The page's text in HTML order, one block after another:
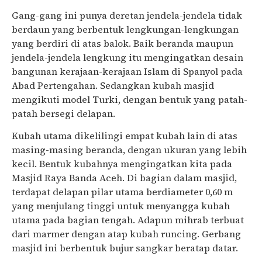
Gang-gang ini punya deretan jendela-jendela tidak
berdaun yang berbentuk lengkungan-lengkungan
yang berdiri di atas balok. Baik beranda maupun
jendela-jendela lengkung itu mengingatkan desain
bangunan kerajaan-kerajaan Islam di Spanyol pada
Abad Pertengahan. Sedangkan kubah masjid
mengikuti model Turki, dengan bentuk yang patah-
patah bersegi delapan.
Kubah utama dikelilingi empat kubah lain di atas
masing-masing beranda, dengan ukuran yang lebih
kecil. Bentuk kubahnya mengingatkan kita pada
Masjid Raya Banda Aceh. Di bagian dalam masjid,
terdapat delapan pilar utama berdiameter 0,60 m
yang menjulang tinggi untuk menyangga kubah
utama pada bagian tengah. Adapun mihrab terbuat
dari marmer dengan atap kubah runcing. Gerbang
masjid ini berbentuk bujur sangkar beratap datar.